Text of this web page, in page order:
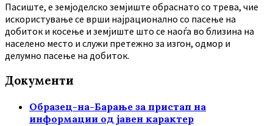
Пасиште, е земјоделско земјиште обраснато со трева, чие
искористување се врши најрационално со пасење на
добиток и косење и земјиште што се наоѓа во близина на
населено место и служи претежно за изгон, одмор и
делумно пасење на добиток.
Документи
Образец-на-Барање за пристап на
информации од јавен карактер